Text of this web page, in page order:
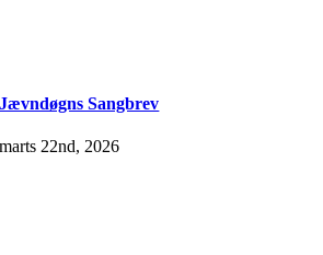
Jævndøgns Sangbrev
marts 22nd, 2026